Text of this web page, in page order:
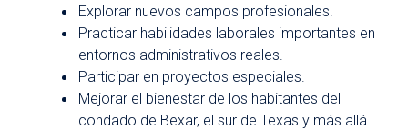
Explorar nuevos campos profesionales.
Practicar habilidades laborales importantes en
entornos administrativos reales.
Participar en proyectos especiales.
Mejorar el bienestar de los habitantes del
condado de Bexar, el sur de Texas y más allá.